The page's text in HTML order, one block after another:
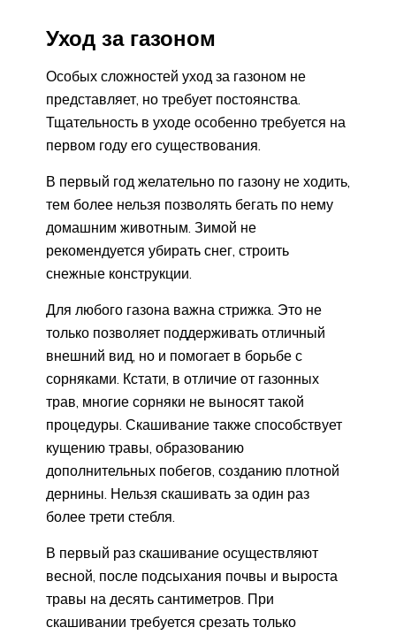
Уход за газоном
Особых сложностей уход за газоном не
представляет, но требует постоянства.
Тщательность в уходе особенно требуется на
первом году его существования.
В первый год желательно по газону не ходить,
тем более нельзя позволять бегать по нему
домашним животным. Зимой не
рекомендуется убирать снег, строить
снежные конструкции.
Для любого газона важна стрижка. Это не
только позволяет поддерживать отличный
внешний вид, но и помогает в борьбе с
сорняками. Кстати, в отличие от газонных
трав, многие сорняки не выносят такой
процедуры. Скашивание также способствует
кущению травы, образованию
дополнительных побегов, созданию плотной
дернины. Нельзя скашивать за один раз
более трети стебля.
В первый раз скашивание осуществляют
весной, после подсыхания почвы и выроста
травы на десять сантиметров. При
скашивании требуется срезать только